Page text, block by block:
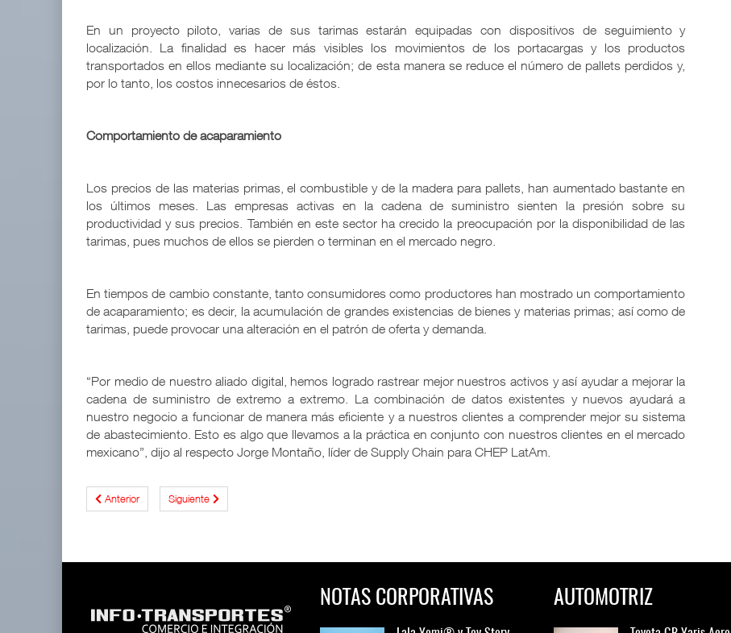
En un proyecto piloto, varias de sus tarimas estarán equipadas con dispositivos de seguimiento y
localización. La finalidad es hacer más visibles los movimientos de los portacargas y los productos
transportados en ellos mediante su localización; de esta manera se reduce el número de pallets perdidos y,
por lo tanto, los costos innecesarios de éstos.
Comportamiento de acaparamiento
Los precios de las materias primas, el combustible y de la madera para pallets, han aumentado bastante en
los últimos meses. Las empresas activas en la cadena de suministro sienten la presión sobre su
productividad y sus precios. También en este sector ha crecido la preocupación por la disponibilidad de las
tarimas, pues muchos de ellos se pierden o terminan en el mercado negro.
En tiempos de cambio constante, tanto consumidores como productores han mostrado un comportamiento
de acaparamiento; es decir, la acumulación de grandes existencias de bienes y materias primas; así como de
tarimas, puede provocar una alteración en el patrón de oferta y demanda.
“Por medio de nuestro aliado digital, hemos logrado rastrear mejor nuestros activos y así ayudar a mejorar la
cadena de suministro de extremo a extremo. La combinación de datos existentes y nuevos ayudará a
nuestro negocio a funcionar de manera más eficiente y a nuestros clientes a comprender mejor su sistema
de abastecimiento. Esto es algo que llevamos a la práctica en conjunto con nuestros clientes en el mercado
mexicano”, dijo al respecto Jorge Montaño, líder de Supply Chain para CHEP LatAm.
Anterior Siguiente
NOTAS CORPORATIVAS AUTOMOTRIZ